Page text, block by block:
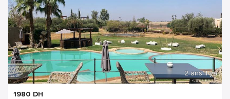
2 ans Il ya
1980 DH